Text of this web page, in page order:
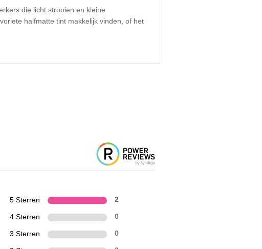
die licht strooien en kleine
halfmatte tint makkelijk vinden, of het
5 Sterren 2
4 Sterren 0
3 Sterren 0